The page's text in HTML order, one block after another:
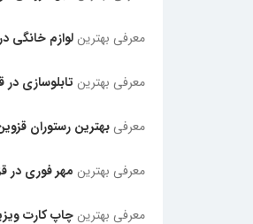
معرفی بهترین لوازم خانگی
معرفی بهترین تابلوسازی در
معرفی بهترین رستوران
معرفی بهترین مهر فوری در
معرفی بهترین چاپ کارت